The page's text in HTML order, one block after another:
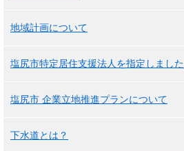
地域計画について
塩尻市特定居住支援法人を指定しました
塩尻市 企業立地推進プランについて
下水道とは？